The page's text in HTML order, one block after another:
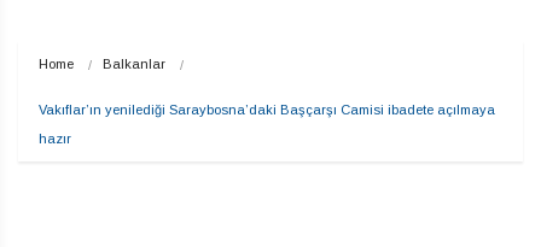
Home Balkanlar
Vakıflar’ın yenilediği Saraybosna’daki Başçarşı Camisi ibadete açılmaya
hazır